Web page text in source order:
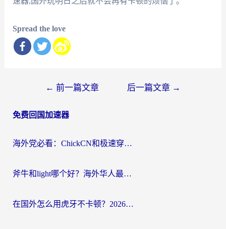
Spread the love
导
← 前一篇文章 后一篇文章 →
免费回国加速器
海外党必看：ChickCN和极速穿梭VPN好用吗？3招教你选对回国加速器无缝刷国内资源
斧牛和light哪个好？海外华人最关心的回国加速器选择难题，一篇讲透
在国外怎么用虎牙不卡顿？2026海外华人亲测有效的回国加速器选择指南